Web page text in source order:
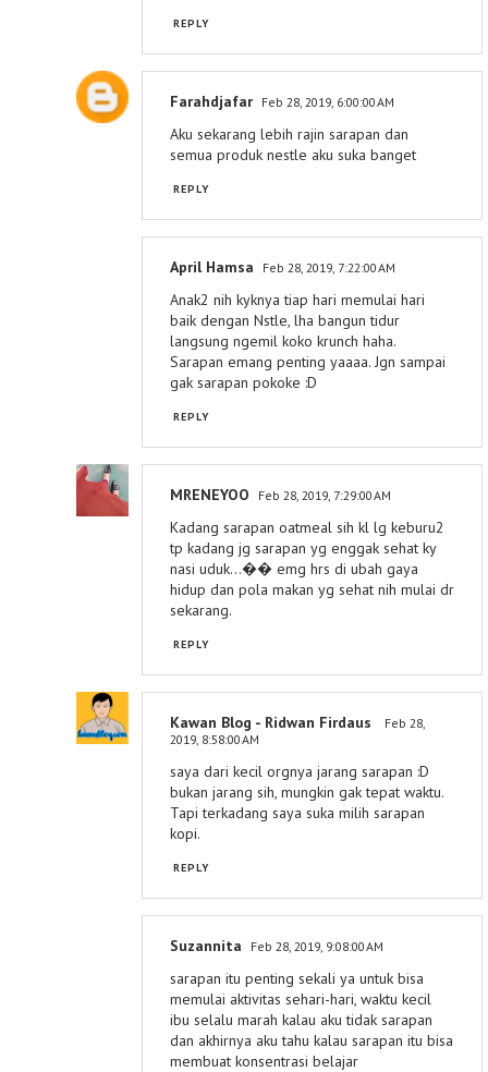
REPLY
Farahdjafar Feb 28, 2019, 6:00:00 AM
Aku sekarang lebih rajin sarapan dan
semua produk nestle aku suka banget
REPLY
April Hamsa Feb 28, 2019, 7:22:00 AM
Anak2 nih kyknya tiap hari memulai hari
baik dengan Nstle, lha bangun tidur
langsung ngemil koko krunch haha.
Sarapan emang penting yaaaa. Jgn sampai
gak sarapan pokoke :D
REPLY
MRENEYOO Feb 28, 2019, 7:29:00 AM
Kadang sarapan oatmeal sih kl lg keburu2
tp kadang jg sarapan yg enggak sehat ky
nasi uduk...�� emg hrs di ubah gaya
hidup dan pola makan yg sehat nih mulai dr
sekarang.
REPLY
Kawan Blog - Ridwan Firdaus
Feb 28,
2019, 8:58:00 AM
saya dari kecil orgnya jarang sarapan :D
bukan jarang sih, mungkin gak tepat waktu.
Tapi terkadang saya suka milih sarapan
kopi.
REPLY
Suzannita Feb 28, 2019, 9:08:00 AM
sarapan itu penting sekali ya untuk bisa
memulai aktivitas sehari-hari, waktu kecil
ibu selalu marah kalau aku tidak sarapan
dan akhirnya aku tahu kalau sarapan itu bisa
membuat konsentrasi belajar